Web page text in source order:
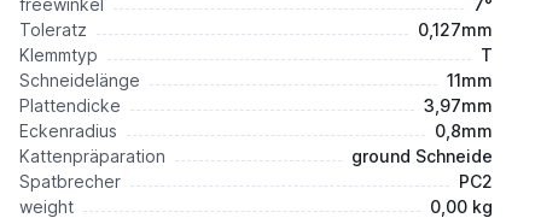
freewinkel
7°
Toleratz
0,127mm
Klemmtyp
T
Schneidelänge
11mm
Plattendicke
3,97mm
Eckenradius
0,8mm
Kattenpräparation
ground Schneide
Spatbrecher
PC2
weight
0,00 kg